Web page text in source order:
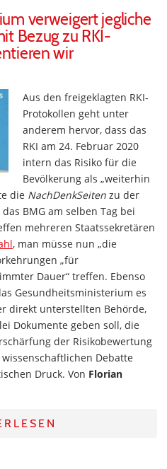
verweigert jegliche
Bezug zu RKI-
wir
Aus den freigeklagten RKI-
Protokollen geht unter
anderem hervor, dass das
RKI am 24. Februar 2020
intern das Risiko für die
Bevölkerung als „weiterhin
die NachDenkSeiten zu der
BMG am selben Tag bei
mehreren Staatssekretären
, man müsse nun „die
„für
Dauer“ treffen. Ebenso
Gesundheitsministerium es
direkt unterstellten Behörde,
Dokumente geben soll, die
der Risikobewertung
Debatte
Druck. Von Florian